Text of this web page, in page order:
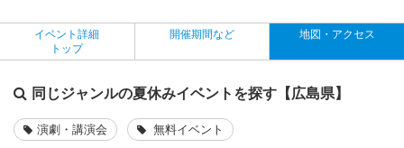
イベント詳細
トップ
開催期間など 地図・アクセス
同じジャンルの夏休みイベントを探す【広島県】
演劇・講演会 無料イベント